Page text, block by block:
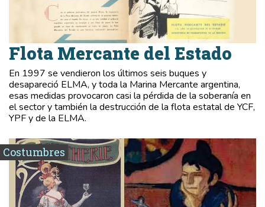
Flota Mercante del Estado
En 1997 se vendieron los últimos seis buques y
desapareció ELMA, y toda la Marina Mercante argentina,
esas medidas provocaron casi la pérdida de la soberanía en
el sector y también la destrucción de la flota estatal de YCF,
YPF y de la ELMA.
Costumbres